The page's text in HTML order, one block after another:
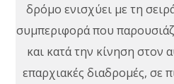
δρόμο ενισχύει με τη
συμπεριφορά που
και κατά την κίνηση στον
επαρχιακές διαδρομές, σε